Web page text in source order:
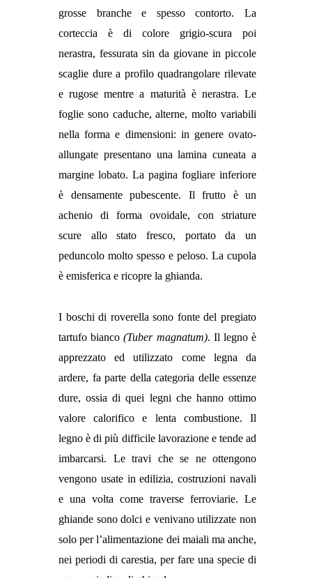
grosse branche e spesso contorto. La
corteccia è di colore grigio-scura poi
nerastra, fessurata sin da giovane in piccole
scaglie dure a profilo quadrangolare rilevate
e rugose mentre a maturità è nerastra. Le
foglie sono caduche, alterne, molto variabili
nella forma e dimensioni: in genere ovato-
allungate presentano una lamina cuneata a
margine lobato. La pagina fogliare inferiore
è densamente pubescente. Il frutto è un
achenio di forma ovoidale, con striature
scure allo stato fresco, portato da un
peduncolo molto spesso e peloso. La cupola
è emisferica e ricopre la ghianda.
I boschi di roverella sono fonte del pregiato
tartufo bianco(Tuber magnatum). Il legno è
apprezzato ed utilizzato come legna da
ardere, fa parte della categoria delle essenze
dure, ossia di quei legni che hanno ottimo
valore calorifico e lenta combustione. Il
legno è di più difficile lavorazione e tende ad
imbarcarsi. Le travi che se ne ottengono
vengono usate in edilizia, costruzioni navali
e una volta come traverse ferroviarie. Le
ghiande sono dolci e venivano utilizzate non
solo per l’alimentazione dei maiali ma anche,
nei periodi di carestia, per fare una specie di